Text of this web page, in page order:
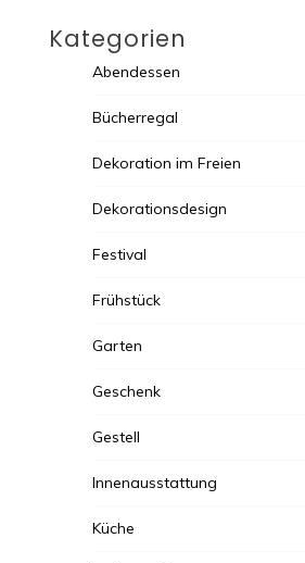
Kategorien
Abendessen
Bücherregal
Dekoration im Freien
Dekorationsdesign
Festival
Frühstück
Garten
Geschenk
Gestell
Innenausstattung
Küche